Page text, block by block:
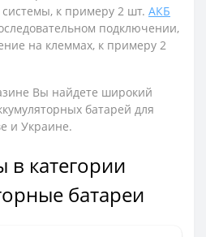
к примеру 2 шт. АКБ
подключении,
на клеммах, к примеру 2
Вы найдете широкий
батарей для
и Украине.
в категории
батареи